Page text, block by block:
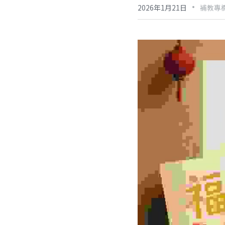
2026年1月21日 · 補教專